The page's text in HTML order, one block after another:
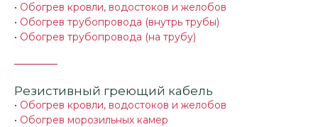
• Обогрев кровли, водостоков и желобов
• Обогрев трубопровода (внутрь трубы)
• Обогрев трубопровода (на трубу)
Резистивный греющий кабель
• Обогрев кровли, водостоков и желобов
• Обогрев морозильных камер